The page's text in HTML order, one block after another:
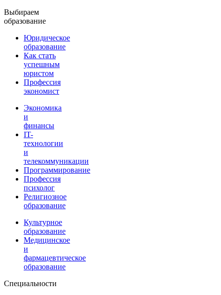
Выбираем
образование
Юридическое
образование
Как стать
успешным
юристом
Профессия
экономист
Экономика
и
финансы
IT-
технологии
и
телекоммуникации
Программирование
Профессия
психолог
Религиозное
образование
Культурное
образование
Медицинское
и
фармацевтическое
образование
Специальности